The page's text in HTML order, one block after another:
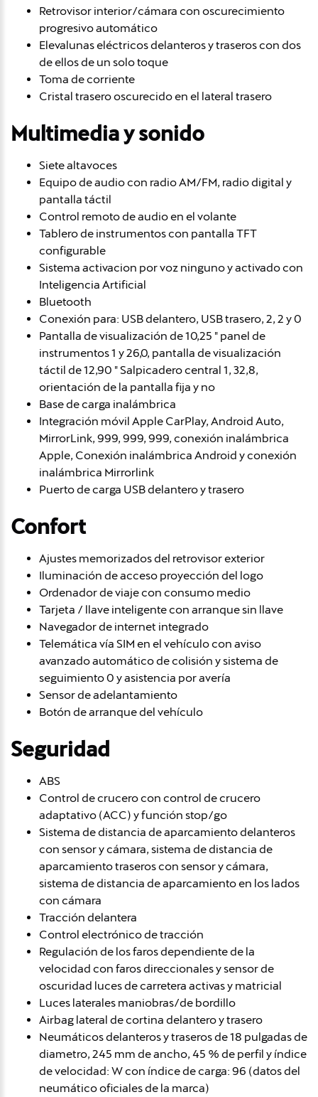
Retrovisor interior/cámara con oscurecimiento
progresivo automático
Elevalunas eléctricos delanteros y traseros con dos
de ellos de un solo toque
Toma de corriente
Cristal trasero oscurecido en el lateral trasero
Multimedia y sonido
Siete altavoces
Equipo de audio con radio AM/FM, radio digital y
pantalla táctil
Control remoto de audio en el volante
Tablero de instrumentos con pantalla TFT
configurable
Sistema activacion por voz ninguno y activado con
Inteligencia Artificial
Bluetooth
Conexión para: USB delantero, USB trasero, 2, 2 y 0
Pantalla de visualización de 10,25 " panel de
instrumentos 1 y 26,0, pantalla de visualización
táctil de 12,90 " Salpicadero central 1, 32,8,
orientación de la pantalla fija y no
Base de carga inalámbrica
Integración móvil Apple CarPlay, Android Auto,
MirrorLink, 999, 999, 999, conexión inalámbrica
Apple, Conexión inalámbrica Android y conexión
inalámbrica Mirrorlink
Puerto de carga USB delantero y trasero
Confort
Ajustes memorizados del retrovisor exterior
Iluminación de acceso proyección del logo
Ordenador de viaje con consumo medio
Tarjeta / llave inteligente con arranque sin llave
Navegador de internet integrado
Telemática vía SIM en el vehículo con aviso
avanzado automático de colisión y sistema de
seguimiento 0 y asistencia por avería
Sensor de adelantamiento
Botón de arranque del vehículo
Seguridad
ABS
Control de crucero con control de crucero
adaptativo (ACC) y función stop/go
Sistema de distancia de aparcamiento delanteros
con sensor y cámara, sistema de distancia de
aparcamiento traseros con sensor y cámara,
sistema de distancia de aparcamiento en los lados
con cámara
Tracción delantera
Control electrónico de tracción
Regulación de los faros dependiente de la
velocidad con faros direccionales y sensor de
oscuridad luces de carretera activas y matricial
Luces laterales maniobras/de bordillo
Airbag lateral de cortina delantero y trasero
Neumáticos delanteros y traseros de 18 pulgadas de
diametro, 245 mm de ancho, 45 % de perfil y índice
de velocidad: W con índice de carga: 96 (datos del
neumático oficiales de la marca)